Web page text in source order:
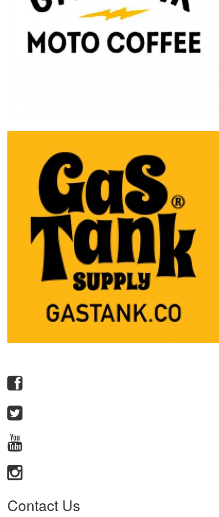
Contact Us